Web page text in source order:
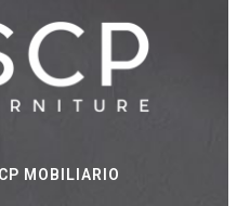
MOBILIARIO